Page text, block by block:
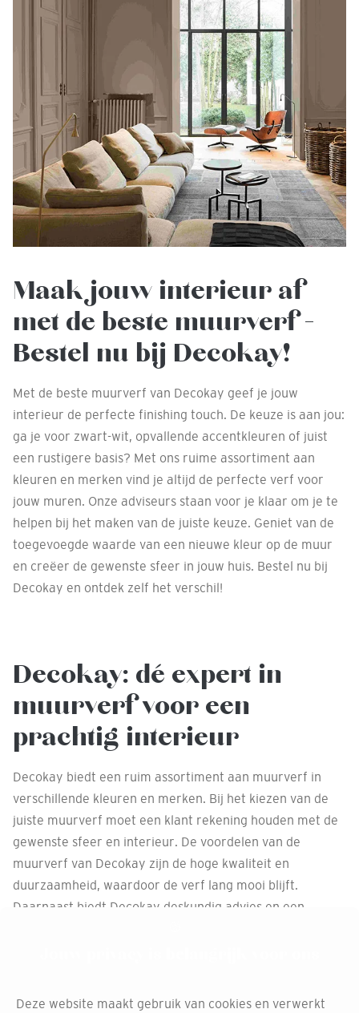
Maak jouw interieur af
met de beste muurverf -
Bestel nu bij Decokay!
Met de beste muurverf van Decokay geef je jouw
interieur de perfecte finishing touch. De keuze is aan jou:
ga je voor zwart-wit, opvallende accentkleuren of juist
een rustigere basis? Met ons ruime assortiment aan
kleuren en merken vind je altijd de perfecte verf voor
jouw muren. Onze adviseurs staan voor je klaar om je te
helpen bij het maken van de juiste keuze. Geniet van de
toegevoegde waarde van een nieuwe kleur op de muur
en creëer de gewenste sfeer in jouw huis. Bestel nu bij
Decokay en ontdek zelf het verschil!
Decokay: dé expert in
muurverf voor een
prachtig interieur
Decokay biedt een ruim assortiment aan muurverf in
verschillende kleuren en merken. Bij het kiezen van de
juiste muurverf moet een klant rekening houden met de
gewenste sfeer en interieur. De voordelen van de
muurverf van Decokay zijn de hoge kwaliteit en
duurzaamheid, waardoor de verf lang mooi blijft.
Daarnaast biedt Decokay deskundig advies en een
Deze website maakt gebruik van cookies en verwerkt